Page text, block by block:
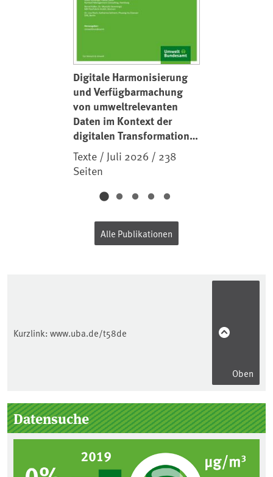
Digitale Harmonisierung
und Verfügbarmachung
von umweltrelevanten
Daten im Kontext der
digitalen Transformation
der Industrie und der
daran gekoppelten
Prozesse und
Dienstleistungen
Texte / Juli 2026 / 238
Seiten
Alle Publikationen
Kurzlink: www.uba.de/t58de
Oben
Seitenleiste
Datensuche